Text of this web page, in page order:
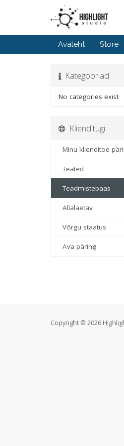
Avaleht Store
Kategooriad
No categories exist
Klienditugi
Minu klienditoe
Teated
Teadmistebaas
Allalaetav
Võrgu staatus
Ava päring
Copyright © 2026